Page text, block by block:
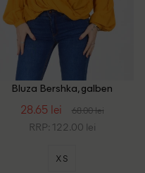
Bluza Bershka, galben
28.65 lei 68.00 lei
RRP: 122.00 lei
XS